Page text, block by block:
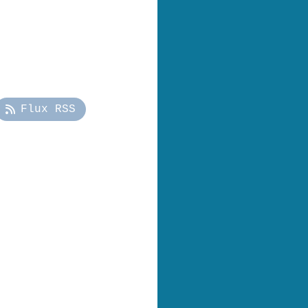
Flux RSS